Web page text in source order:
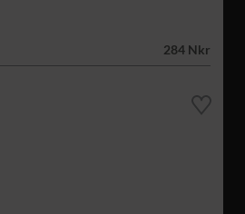
284 Nkr